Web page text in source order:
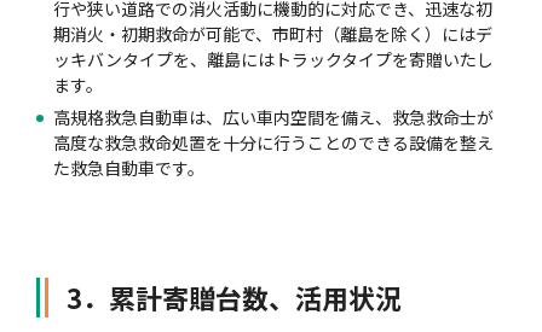
行や狭い道路での消火活動に機動的に対応でき、迅速な初
期消火・初期救命が可能で、市町村（離島を除く）にはデ
ッキバンタイプを、離島にはトラックタイプを寄贈いたし
ます。
高規格救急自動車は、広い車内空間を備え、救急救命士が
高度な救急救命処置を十分に行うことのできる設備を整え
た救急自動車です。
3．累計寄贈台数、活用状況